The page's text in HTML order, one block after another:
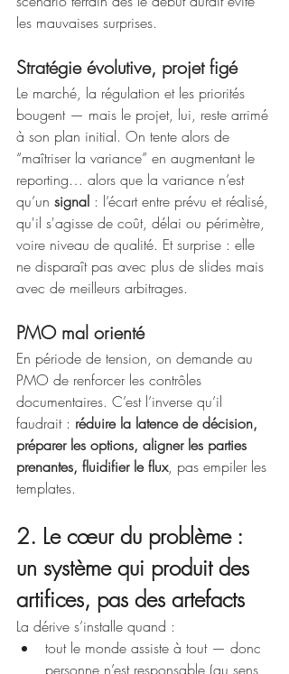
les mauvaises surprises.
Stratégie évolutive, projet figé
Le marché, la régulation et les priorités
bougent — mais le projet, lui, reste arrimé
à son plan initial. On tente alors de
“maîtriser la variance” en augmentant le
reporting… alors que la variance n’est
qu’un signal : l’écart entre prévu et réalisé,
qu'il s'agisse de coût, délai ou périmètre,
voire niveau de qualité. Et surprise : elle
ne disparaît pas avec plus de slides mais
avec de meilleurs arbitrages.
PMO mal orienté
En période de tension, on demande au
PMO de renforcer les contrôles
documentaires. C’est l’inverse qu’il
faudrait : réduire la latence de décision,
préparer les options, aligner les parties
prenantes, fluidifier le flux, pas empiler les
templates.
2. Le cœur du problème :
un système qui produit des
artifices, pas des artefacts
La dérive s’installe quand :
tout le monde assiste à tout — donc
personne n’est responsable (au sens